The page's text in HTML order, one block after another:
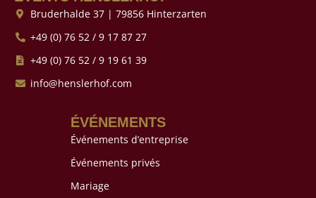
Bruderhalde 37 | 79856 Hinterzarten
+49 (0) 76 52 / 9 17 87 27
+49 (0) 76 52 / 9 19 61 39
info@henslerhof.com
ÉVÉNEMENTS
Événements d’entreprise
Événements privés
Mariage